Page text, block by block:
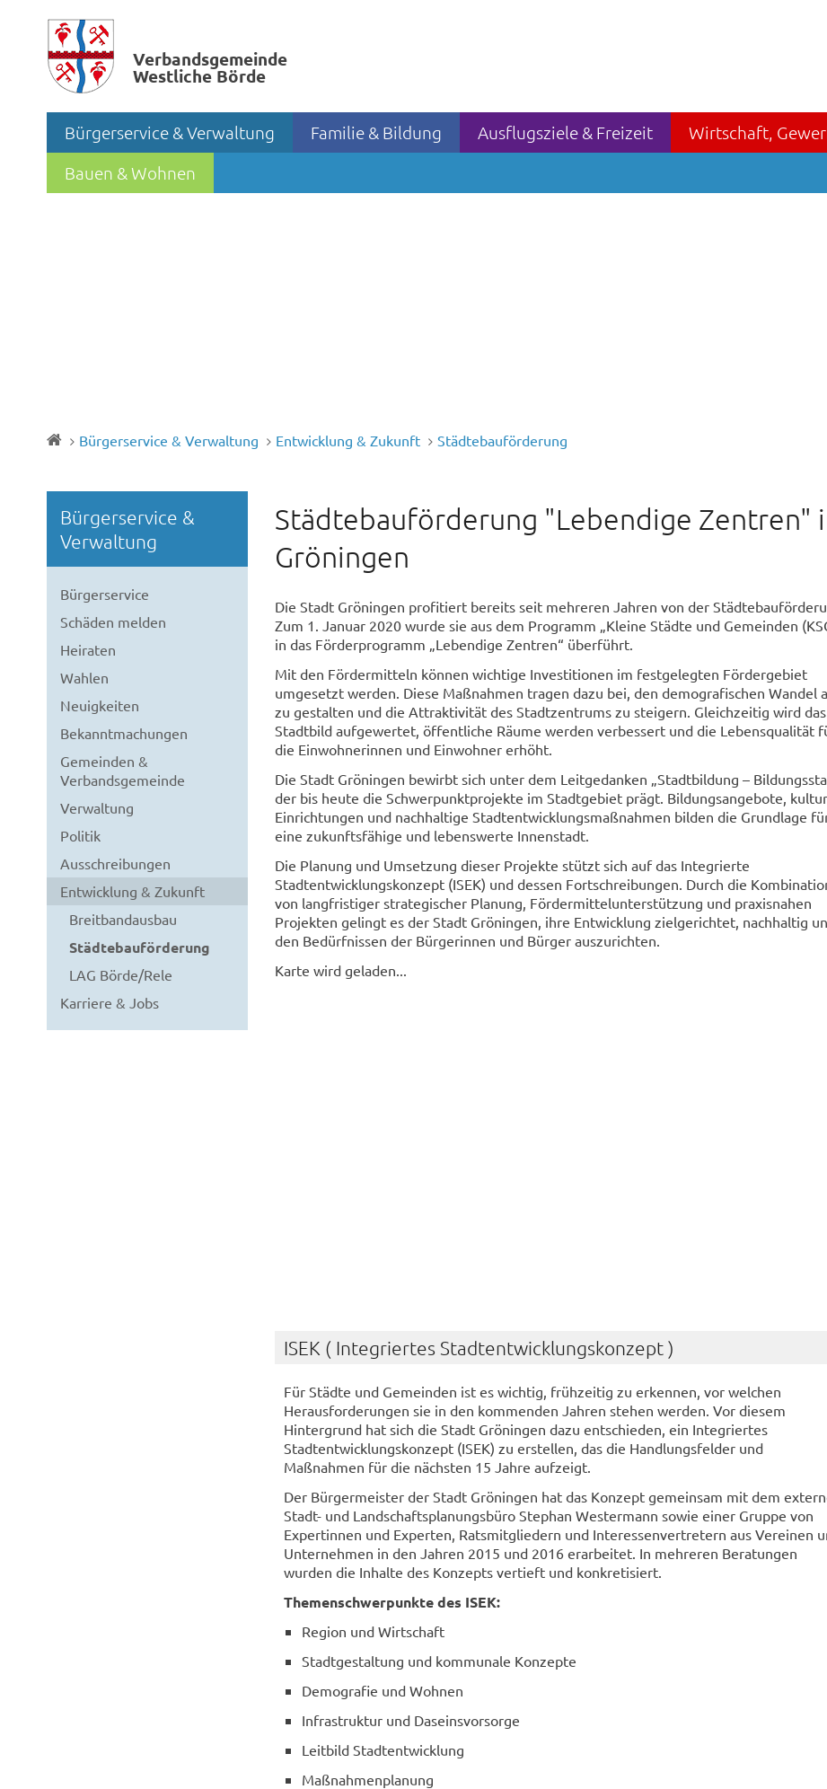
Verbands­gemeinde
Westliche Börde
Bürgerservice & Verwaltung Familie & Bildung Ausflugsziele & Freizeit Wirtschaft,
Bauen & Wohnen
Bürgerservice & Verwaltung Entwicklung & Zukunft Städtebauförderung
Bürgerservice &
Verwaltung
Bürgerservice
Schäden melden
Heiraten
Wahlen
Neuigkeiten
Bekanntmachungen
Gemeinden &
Verbandsgemeinde
Verwaltung
Politik
Ausschreibungen
Entwicklung & Zukunft
Breitbandausbau
Städtebauförderung
LAG Börde/Rele
Karriere & Jobs
Städtebauförderung "Lebendige Zentren"
Gröningen
Die Stadt Gröningen profitiert bereits seit mehreren Jahren von der
Zum 1. Januar 2020 wurde sie aus dem Programm „Kleine Städte und Gemeinden
in das Förderprogramm „Lebendige Zentren“ überführt.
Mit den Fördermitteln können wichtige Investitionen im festgelegten Fördergebiet
umgesetzt werden. Diese Maßnahmen tragen dazu bei, den demografischen Wandel
zu gestalten und die Attraktivität des Stadtzentrums zu steigern. Gleichzeitig wird das
Stadtbild aufgewertet, öffentliche Räume werden verbessert und die Lebensqualität
die Einwohnerinnen und Einwohner erhöht.
Die Stadt Gröningen bewirbt sich unter dem Leitgedanken „Stadtbildung –
der bis heute die Schwerpunktprojekte im Stadtgebiet prägt. Bildungsangebote,
Einrichtungen und nachhaltige Stadtentwicklungsmaßnahmen bilden die Grundlage
eine zukunftsfähige und lebenswerte Innenstadt.
Die Planung und Umsetzung dieser Projekte stützt sich auf das Integrierte
Stadtentwicklungskonzept (ISEK) und dessen Fortschreibungen. Durch die
von langfristiger strategischer Planung, Fördermittelunterstützung und praxisnahen
Projekten gelingt es der Stadt Gröningen, ihre Entwicklung zielgerichtet, nachhaltig
den Bedürfnissen der Bürgerinnen und Bürger auszurichten.
Karte wird geladen...
ISEK ( Integriertes Stadtentwicklungskonzept )
Für Städte und Gemeinden ist es wichtig, frühzeitig zu erkennen, vor welchen
Herausforderungen sie in den kommenden Jahren stehen werden. Vor diesem
Hintergrund hat sich die Stadt Gröningen dazu entschieden, ein Integriertes
Stadtentwicklungskonzept (ISEK) zu erstellen, das die Handlungsfelder und
Maßnahmen für die nächsten 15 Jahre aufzeigt.
Der Bürgermeister der Stadt Gröningen hat das Konzept gemeinsam mit dem
Stadt- und Landschaftsplanungsbüro Stephan Westermann sowie einer Gruppe von
Expertinnen und Experten, Ratsmitgliedern und Interessenvertretern aus Vereinen
Unternehmen in den Jahren 2015 und 2016 erarbeitet. In mehreren Beratungen
wurden die Inhalte des Konzepts vertieft und konkretisiert.
Themenschwerpunkte des ISEK:
Region und Wirtschaft
Stadtgestaltung und kommunale Konzepte
Demografie und Wohnen
Infrastruktur und Daseinsvorsorge
Leitbild Stadtentwicklung
Maßnahmenplanung